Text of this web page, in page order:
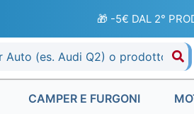
🎁 -5€ DAL 2°
CAMPER E FURGONI